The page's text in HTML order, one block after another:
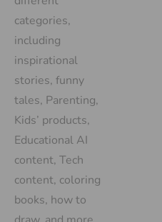
categories,
including
inspirational
stories, funny
tales, Parenting,
Kids’ products,
Educational AI
content, Tech
content, coloring
books, how to